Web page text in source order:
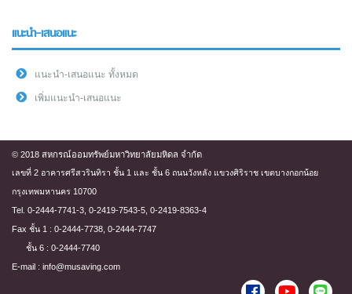
แนะนำ-เสนอแนะ
แนะนำ-เสนอแนะ ทั้งหมด
เพิ่มแนะนำ-เสนอแนะ
© 2018 สหกรณ์ออมทรัพย์มหาวิทยาลัยมหิดล จำกัด
เลขที่ 2 อาคารศรีสวรินทิรา ชั้น 1 และ ชั้น 6 ถนนวังหลัง แขวงศิริราช เขตบางกอกน้อย
กรุงเทพมหานคร 10700
Tel. 0-2444-7741-3, 0-2419-7543-5, 0-2419-8363-4
Fax ชั้น 1 : 0-2444-7738, 0-2444-7747
ชั้น 6 : 0-2444-7740
E-mail : info@musaving.com